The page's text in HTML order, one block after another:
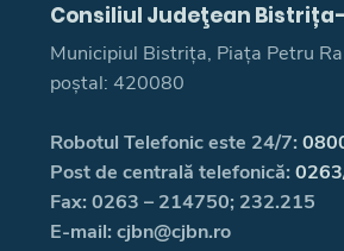
Consiliul Judeţean
Municipiul Bistrița, Piața Petru
poștal: 420080
Robotul Telefonic este 24/7:
Post de centrală telefonică:
Fax: 0263 – 214750; 232.215
E-mail: cjbn@cjbn.ro